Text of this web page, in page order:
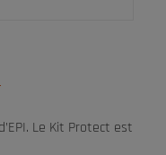
Le Kit Protect est